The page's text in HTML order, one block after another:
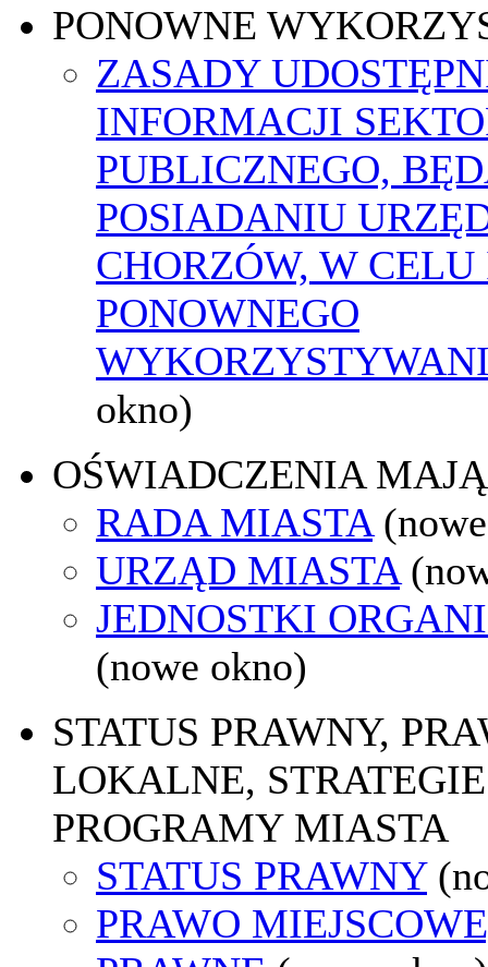
PONOWNE
ZASADY
INFORMACJI
PUBLICZNEGO,
POSIADANIU
CHORZÓW, W
PONOWNEGO
okno)
OŚWIADCZENIA
RADA MIASTA
URZĄD MIASTA
JEDNOSTKI
(nowe okno)
STATUS PRAWNY,
LOKALNE,
PROGRAMY MIASTA
STATUS PRAWNY
PRAWO